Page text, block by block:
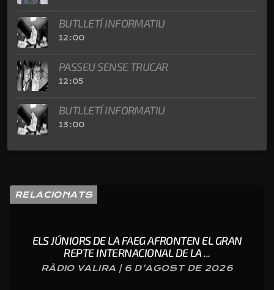
BUTLLETÍ INFORMATIU
12:00
PASSEU SENSE TRUCAR
12:05
BUTLLETÍ INFORMATIU
13:00
RELACIONATS
ELS JÚNIORS DE LA FAEG AFRONTEN EL GRAN
REPTE INTERNACIONAL DE LA ...
RÀDIO VALIRA | 6 D'AGOST DE 2026